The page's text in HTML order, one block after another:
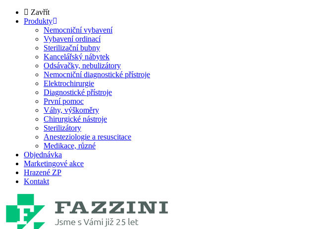
Zavřít
Produkty
Nemocniční vybavení
Vybavení ordinací
Sterilizační bubny
Kancelářský nábytek
Odsávačky, nebulizátory
Nemocniční diagnostické přístroje
Elektrochirurgie
Diagnostické přístroje
První pomoc
Váhy, výškoměry
Chirurgické nástroje
Sterilizátory
Anesteziologie a resuscitace
Medikace, různé
Objednávka
Marketingové akce
Hrazené ZP
Kontakt